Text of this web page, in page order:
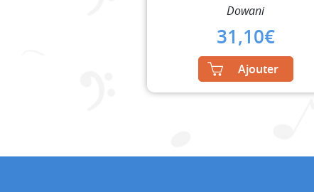
Dowani
31,10€
Ajouter